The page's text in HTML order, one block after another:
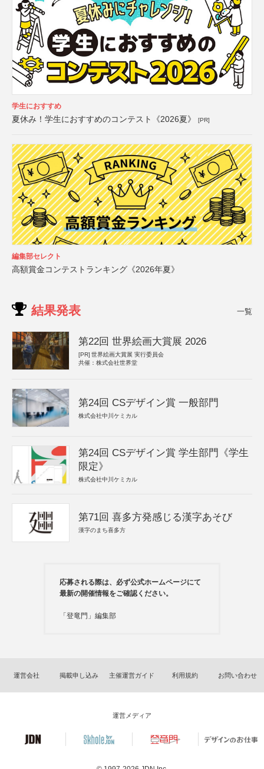
学生におすすめ
夏休み！学生におすすめのコンテスト《2026夏》 [PR]
編集部セレクト
高額賞金コンテストランキング《2026年夏》
結果発表 一覧
第22回 世界絵画大賞展 2026
[PR] 世界絵画大賞展 実行委員会
共催：株式会社世界堂
第24回 CSデザイン賞 一般部門
株式会社中川ケミカル
第24回 CSデザイン賞 学生部門《学生
限定》
株式会社中川ケミカル
第71回 喜多方発感じる漢字あそび
漢字のまち喜多方
応募される際は、必ず公式ホームページにて
最新の開催情報をご確認ください。
「登竜門」編集部
運営会社 掲載申し込み 主催運営ガイド 利用規約 お問い合わせ
運営メディア